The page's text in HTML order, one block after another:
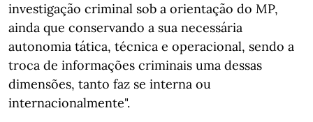
investigação criminal sob a orientação do MP,
ainda que conservando a sua necessária
autonomia tática, técnica e operacional, sendo a
troca de informações criminais uma dessas
dimensões, tanto faz se interna ou
internacionalmente".